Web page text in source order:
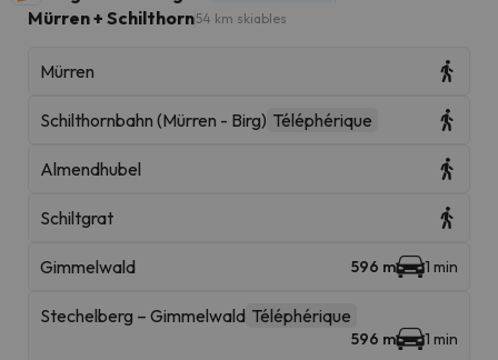
Mürren + Schilthorn54 km skiables
Mürren
Schilthornbahn (Mürren - Birg) Téléphérique
Almendhubel
Schiltgrat
Gimmelwald 596 m 1 min
Stechelberg – Gimmelwald Téléphérique
596 m 1 min